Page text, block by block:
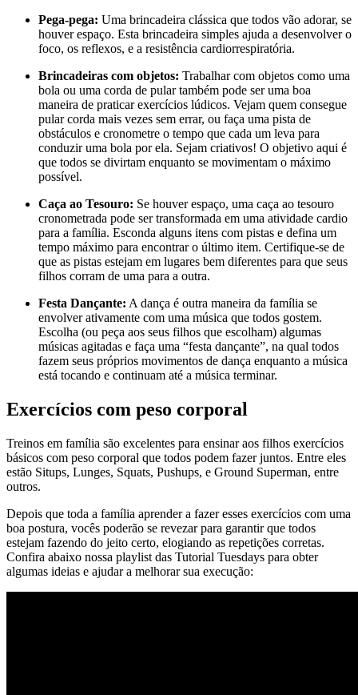
Pega-pega: Uma brincadeira clássica que todos vão adorar, se
houver espaço. Esta brincadeira simples ajuda a desenvolver o
foco, os reflexos, e a resistência cardiorrespiratória.
Brincadeiras com objetos: Trabalhar com objetos como uma
bola ou uma corda de pular também pode ser uma boa
maneira de praticar exercícios lúdicos. Vejam quem consegue
pular corda mais vezes sem errar, ou faça uma pista de
obstáculos e cronometre o tempo que cada um leva para
conduzir uma bola por ela. Sejam criativos! O objetivo aqui é
que todos se divirtam enquanto se movimentam o máximo
possível.
Caça ao Tesouro: Se houver espaço, uma caça ao tesouro
cronometrada pode ser transformada em uma atividade cardio
para a família. Esconda alguns itens com pistas e defina um
tempo máximo para encontrar o último item. Certifique-se de
que as pistas estejam em lugares bem diferentes para que seus
filhos corram de uma para a outra.
Festa Dançante: A dança é outra maneira da família se
envolver ativamente com uma música que todos gostem.
Escolha (ou peça aos seus filhos que escolham) algumas
músicas agitadas e faça uma “festa dançante”, na qual todos
fazem seus próprios movimentos de dança enquanto a música
está tocando e continuam até a música terminar.
Exercícios com peso corporal
Treinos em família são excelentes para ensinar aos filhos exercícios
básicos com peso corporal que todos podem fazer juntos. Entre eles
estão Situps, Lunges, Squats, Pushups, e Ground Superman, entre
outros.
Depois que toda a família aprender a fazer esses exercícios com uma
boa postura, vocês poderão se revezar para garantir que todos
estejam fazendo do jeito certo, elogiando as repetições corretas.
Confira abaixo nossa playlist das Tutorial Tuesdays para obter
algumas ideias e ajudar a melhorar sua execução: